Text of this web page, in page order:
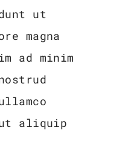
ut
magna
ad minim
aliquip